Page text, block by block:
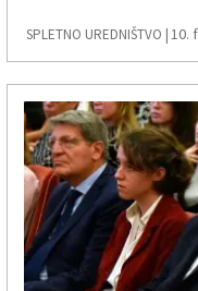
SPLETNO UREDNIŠTVO |10.